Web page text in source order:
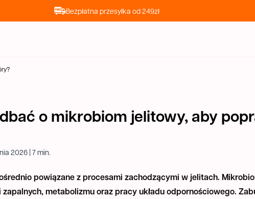
Bezpłatna przesyłka od 249zł
dbać o mikrobiom jelitowy, aby
2026 | 7 min.
powiązane z procesami zachodzącymi w jelitach.
metabolizmu oraz pracy układu odpornościowego.